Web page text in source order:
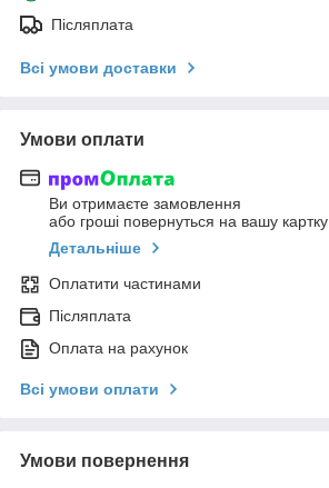
Післяплата
Всі умови доставки
Умови оплати
Ви отримаєте замовлення
або гроші повернуться на вашу картку
Детальніше
Оплатити частинами
Післяплата
Оплата на рахунок
Всі умови оплати
Умови повернення